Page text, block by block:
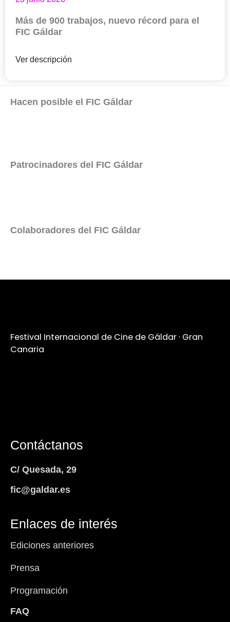
Más de 900 trabajos, nuevo récord para el
FIC Gáldar
Ver descripción
Hacen posible el FIC Gáldar
Patrocinadores del FIC Gáldar
Colaboradores del FIC Gáldar
Festival Internacional de Cine de Gáldar · Gran
Canaria
Contáctanos
C/ Quesada, 29
fic@galdar.es
Enlaces de interés
Ediciones anteriores
Prensa
Programación
FAQ